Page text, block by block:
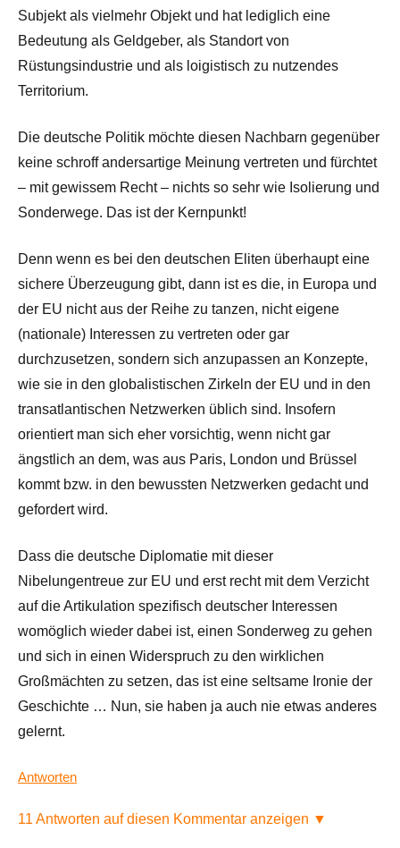
Subjekt als vielmehr Objekt und hat lediglich eine
Bedeutung als Geldgeber, als Standort von
Rüstungsindustrie und als loigistisch zu nutzendes
Territorium.
Die deutsche Politik möchte diesen Nachbarn gegenüber
keine schroff andersartige Meinung vertreten und fürchtet
– mit gewissem Recht – nichts so sehr wie Isolierung und
Sonderwege. Das ist der Kernpunkt!
Denn wenn es bei den deutschen Eliten überhaupt eine
sichere Überzeugung gibt, dann ist es die, in Europa und
der EU nicht aus der Reihe zu tanzen, nicht eigene
(nationale) Interessen zu vertreten oder gar
durchzusetzen, sondern sich anzupassen an Konzepte,
wie sie in den globalistischen Zirkeln der EU und in den
transatlantischen Netzwerken üblich sind. Insofern
orientiert man sich eher vorsichtig, wenn nicht gar
ängstlich an dem, was aus Paris, London und Brüssel
kommt bzw. in den bewussten Netzwerken gedacht und
gefordert wird.
Dass die deutsche Diplomatie mit dieser
Nibelungentreue zur EU und erst recht mit dem Verzicht
auf die Artikulation spezifisch deutscher Interessen
womöglich wieder dabei ist, einen Sonderweg zu gehen
und sich in einen Widerspruch zu den wirklichen
Großmächten zu setzen, das ist eine seltsame Ironie der
Geschichte … Nun, sie haben ja auch nie etwas anderes
gelernt.
Antworten
11 Antworten auf diesen Kommentar anzeigen ▼